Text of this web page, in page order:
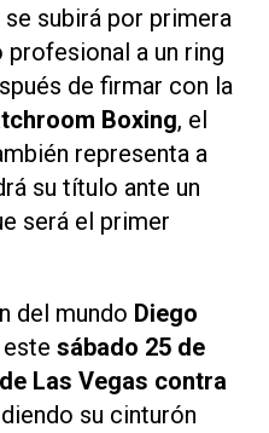
se subirá por primera
a un ring
de firmar con la
Boxing, el
representa a
su título ante un
será el primer
del mundo Diego
sábado 25 de
Las Vegas contra
su cinturón